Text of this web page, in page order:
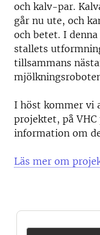
och kalv-par.
går nu ute, och
och betet. I
stallets
tillsammans
I höst kommer vi
projektet, på VHC
information om
Läs mer om